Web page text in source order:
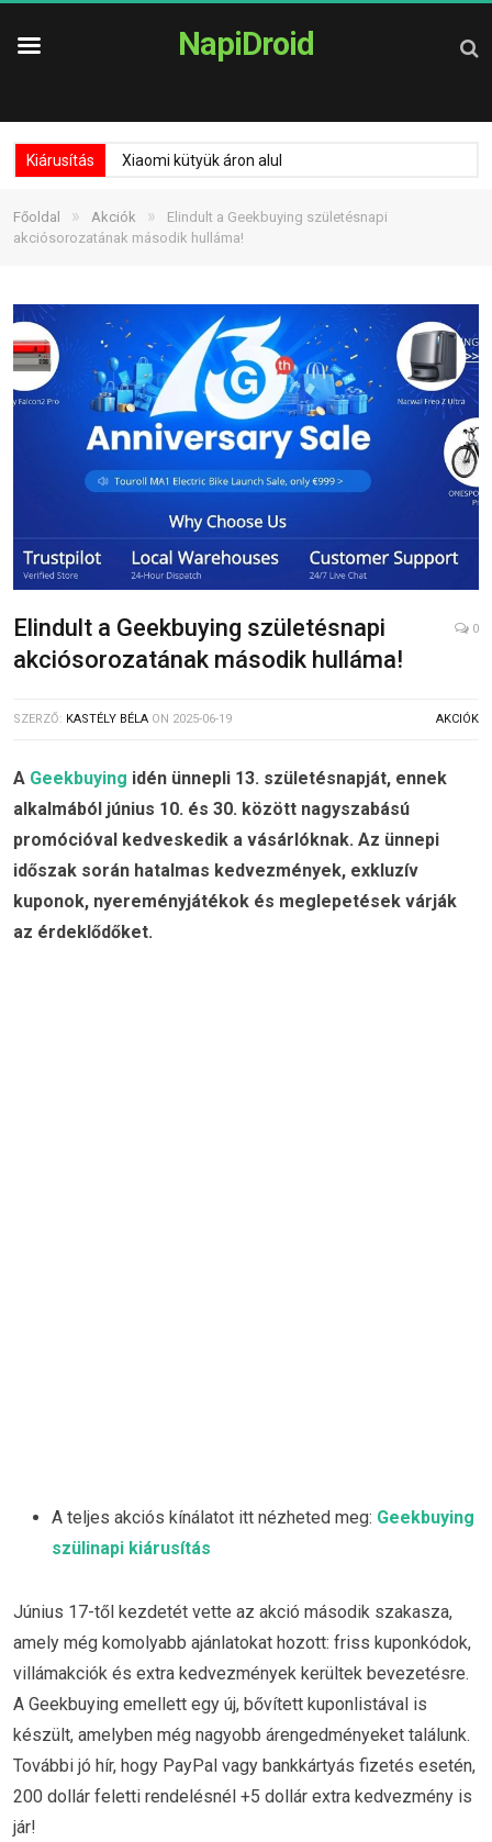
NapiDroid
Kiárusítás Xiaomi kütyük áron alul
Főoldal » Akciók »
Elindult a Geekbuying születésnapi
akciósorozatának második hulláma!
Elindult a Geekbuying születésnapi
akciósorozatának második hulláma!
0
SZERZŐ: KASTÉLY BÉLA ON 2025-06-19 AKCIÓK
A Geekbuying idén ünnepli 13. születésnapját, ennek
alkalmából június 10. és 30. között nagyszabású
promócióval kedveskedik a vásárlóknak. Az ünnepi
időszak során hatalmas kedvezmények, exkluzív
kuponok, nyereményjátékok és meglepetések várják
az érdeklődőket.
A teljes akciós kínálatot itt nézheted meg: Geekbuying
szülinapi kiárusítás
Június 17-től kezdetét vette az akció második szakasza,
amely még komolyabb ajánlatokat hozott: friss kuponkódok,
villámakciók és extra kedvezmények kerültek bevezetésre.
A Geekbuying emellett egy új, bővített kuponlistával is
készült, amelyben még nagyobb árengedményeket találunk.
További jó hír, hogy PayPal vagy bankkártyás fizetés esetén,
200 dollár feletti rendelésnél +5 dollár extra kedvezmény is
jár!